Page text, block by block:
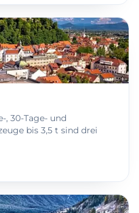
, 30-Tage- und
bis 3,5 t sind drei